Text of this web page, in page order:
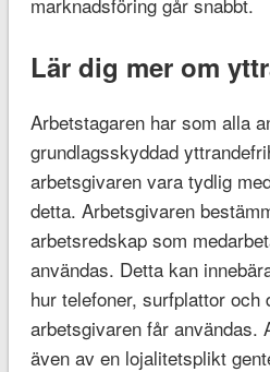
Lär dig mer om
Arbetstagaren har som alla
grundlagsskyddad
arbetsgivaren vara tydlig
detta. Arbetsgivaren
arbetsredskap som
användas. Detta kan
hur telefoner, surfplattor och
arbetsgivaren får användas.
även av en lojalitetsplikt